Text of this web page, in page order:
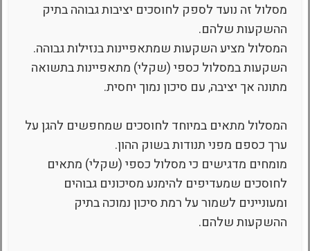
מסלול זה נועד לספק לחוסכים יציבות גבוהה בתיק
ההשקעות שלהם.
המסלול מציע השקעות שמתאפיינות בנזילות גבוהה.
השקעות במסלול כספי (שקלי) מתאפיינות בתשואה
מתונה אך יציבה, עם סיכון נמוך יחסית.
המסלול מתאים במיוחד לחוסכים שמחפשים להגן על
ערך כספם מפני תנודות בשוק ההון.
מומחים מדגישים כי מסלול כספי (שקלי) מתאים
לחוסכים שמעדיפים להימנע מסיכונים גבוהים
ומעוניינים לשמור על רמת סיכון נמוכה בתיק
ההשקעות שלהם.